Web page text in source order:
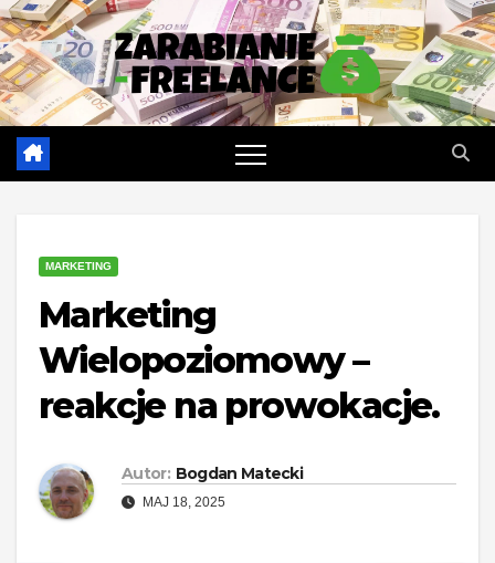
Skip
to
content
MARKETING
Marketing
Wielopoziomowy –
reakcje na prowokacje.
Autor: Bogdan Matecki
MAJ 18, 2025